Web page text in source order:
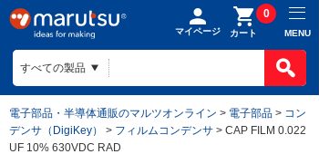
マイページ カート
0
MENU
電子部品・半導体通販のマルツオンライン > 電子部品 > コン
デンサ（DigiKey）
> フィルムコンデンサ > CAP FILM 0.022
UF 10% 630VDC RAD